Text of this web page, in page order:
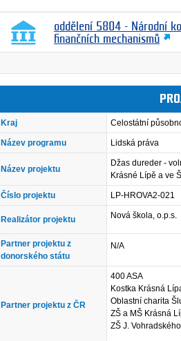
oddělení 5804 - Národní
finančních mechanismů
Kraj Celostátní
Název programu Lidská práva
Název projektu
Džas dureder -
Krásné Lípě a ve
Číslo projektu LP-HROVA2-021
Realizátor projektu Nová škola, o.p.s.
Partner projektu z
donorského státu
N/A
Partner projektu z ČR
400 ASA
Kostka Krásná
Oblastní charita
ZŠ a MŠ Krásná
ZŠ J.